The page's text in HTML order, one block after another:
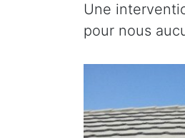
Une
pour nous